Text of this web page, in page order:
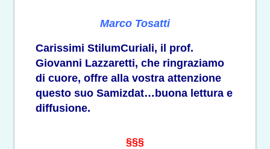
Marco Tosatti
Carissimi StilumCuriali, il prof.
Giovanni Lazzaretti, che ringraziamo
di cuore, offre alla vostra attenzione
questo suo Samizdat…buona lettura e
diffusione.
§§§